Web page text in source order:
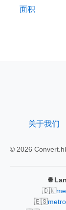
面积
关于我们
© 2026
🌐
🇩🇰
🇪🇸